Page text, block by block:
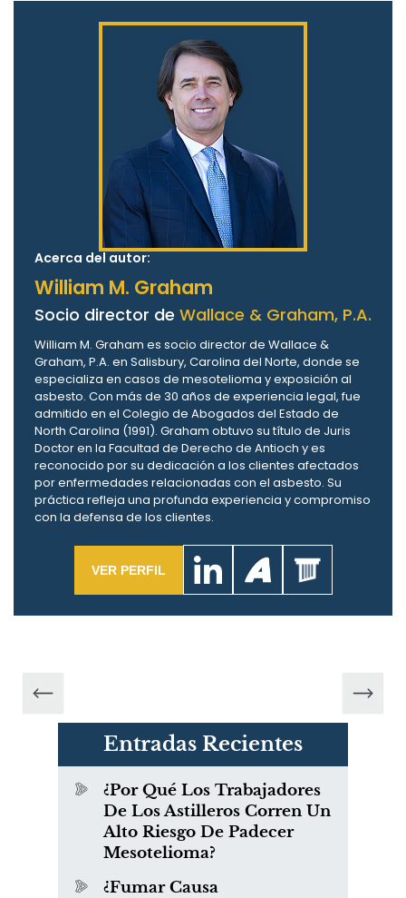
Acerca del autor:
William M. Graham
Socio director de Wallace & Graham, P.A.
William M. Graham es socio director de Wallace &
Graham, P.A. en Salisbury, Carolina del Norte, donde se
especializa en casos de mesotelioma y exposición al
asbesto. Con más de 30 años de experiencia legal, fue
admitido en el Colegio de Abogados del Estado de
North Carolina (1991). Graham obtuvo su título de Juris
Doctor en la Facultad de Derecho de Antioch y es
reconocido por su dedicación a los clientes afectados
por enfermedades relacionadas con el asbesto. Su
práctica refleja una profunda experiencia y compromiso
con la defensa de los clientes.
VER PERFIL
Entradas Recientes
¿Por Qué Los Trabajadores
De Los Astilleros Corren Un
Alto Riesgo De Padecer
Mesotelioma?
¿Fumar Causa